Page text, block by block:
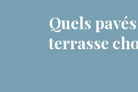
Quels
terrasse